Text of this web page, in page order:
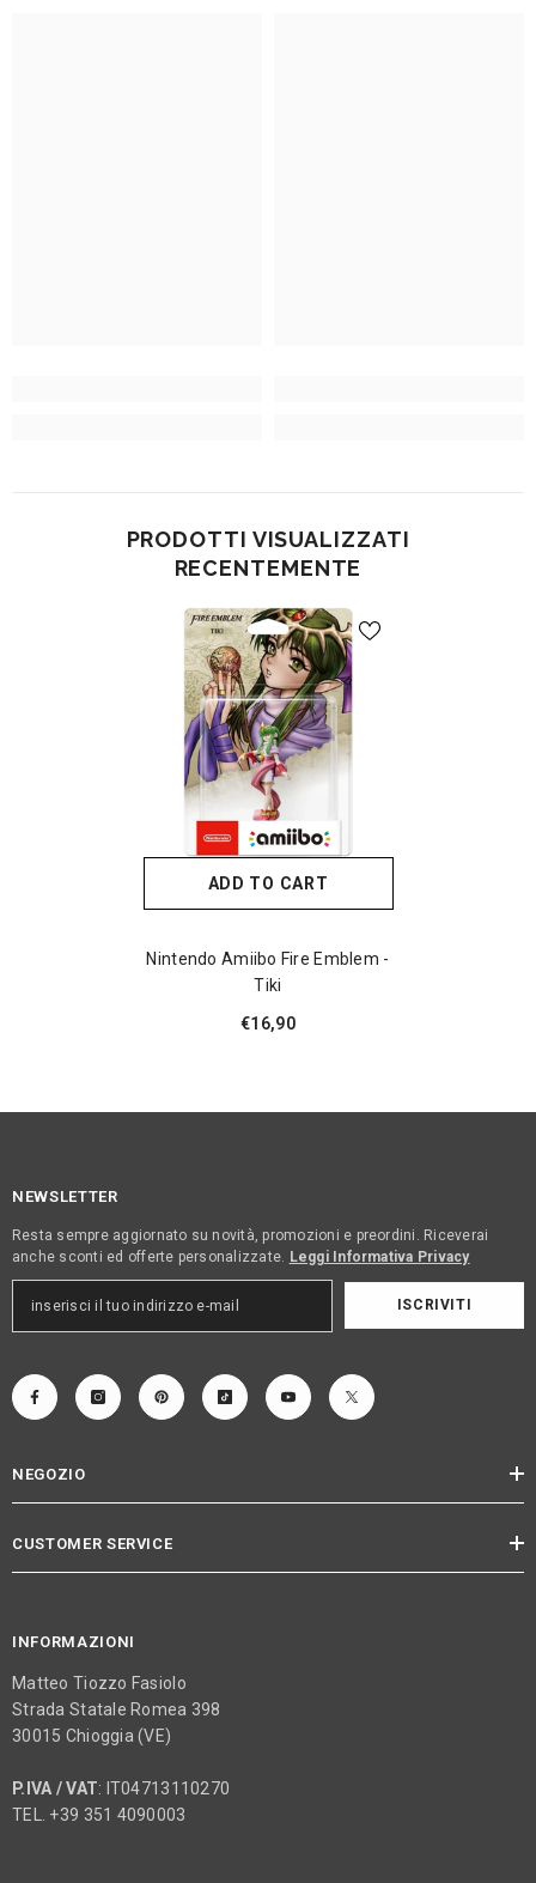
PRODOTTI VISUALIZZATI
RECENTEMENTE
ADD TO CART
Nintendo Amiibo Fire Emblem -
Tiki
€16,90
NEWSLETTER
Resta sempre aggiornato su novità, promozioni e preordini. Riceverai
anche sconti ed offerte personalizzate. Leggi Informativa Privacy
ISCRIVITI
NEGOZIO
CUSTOMER SERVICE
INFORMAZIONI
Matteo Tiozzo Fasiolo
Strada Statale Romea 398
30015 Chioggia (VE)
P.IVA / VAT: IT04713110270
TEL. +39 351 4090003